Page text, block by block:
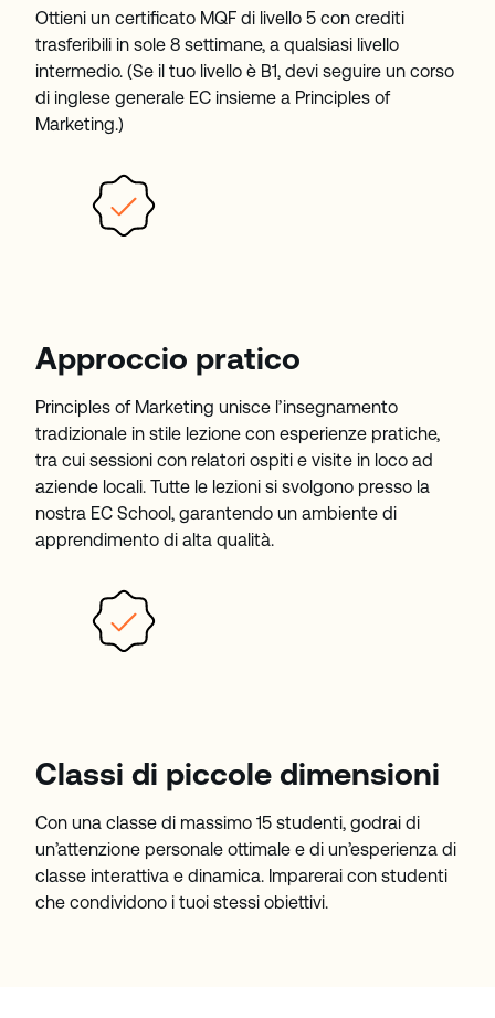
Ottieni un certificato MQF di livello 5 con crediti
trasferibili in sole 8 settimane, a qualsiasi livello
intermedio. (Se il tuo livello è B1, devi seguire un corso
di inglese generale EC insieme a Principles of
Marketing.)
Approccio pratico
Principles of Marketing unisce l’insegnamento
tradizionale in stile lezione con esperienze pratiche,
tra cui sessioni con relatori ospiti e visite in loco ad
aziende locali. Tutte le lezioni si svolgono presso la
nostra EC School, garantendo un ambiente di
apprendimento di alta qualità.
Classi di piccole dimensioni
Con una classe di massimo 15 studenti, godrai di
un’attenzione personale ottimale e di un’esperienza di
classe interattiva e dinamica. Imparerai con studenti
che condividono i tuoi stessi obiettivi.